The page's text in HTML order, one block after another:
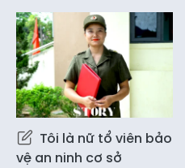
Tôi là nữ tổ viên bảo
vệ an ninh cơ sở